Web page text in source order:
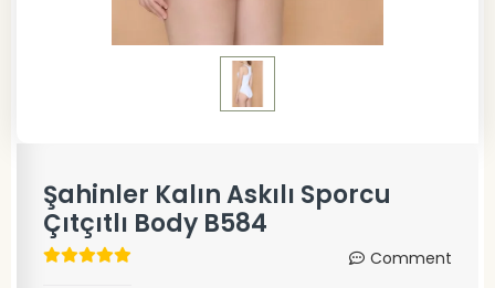
Şahinler Kalın Askılı Sporcu
Çıtçıtlı Body B584
Comment